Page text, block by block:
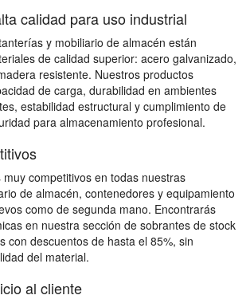
calidad para uso industrial
y mobiliario de almacén están
de calidad superior: acero galvanizado,
resistente. Nuestros productos
de carga, durabilidad en ambientes
estabilidad estructural y cumplimiento de
para almacenamiento profesional.
competitivos en todas nuestras
de almacén, contenedores y equipamiento
como de segunda mano. Encontrarás
en nuestra sección de sobrantes de stock
con descuentos de hasta el 85%, sin
del material.
al cliente